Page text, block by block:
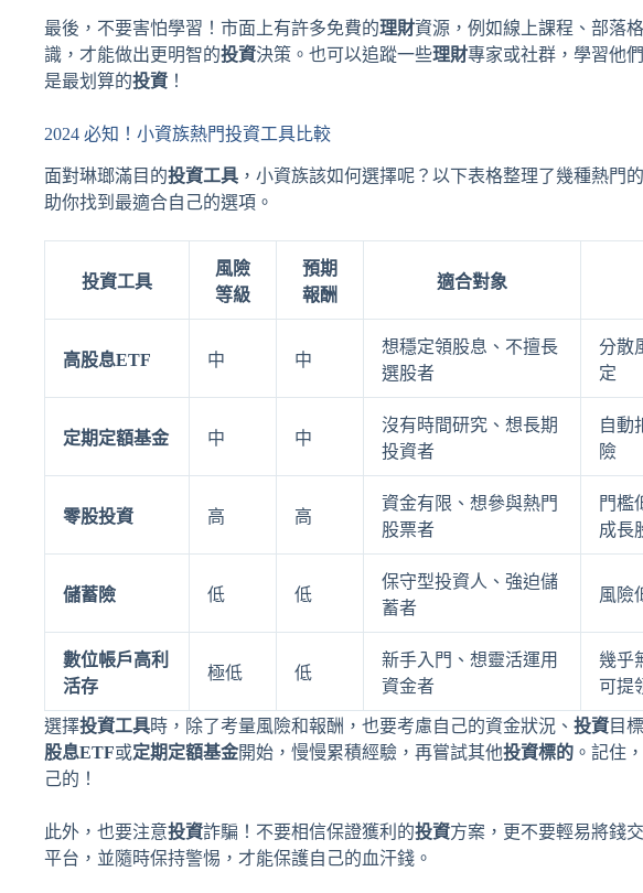
最後，不要害怕學習！市面上有許多免費的理財資源，例如線上課程、部落
識，才能做出更明智的投資決策。也可以追蹤一些理財專家或社群，學習他
是最划算的投資 ！
2024 必知！小資族熱門投資工具比較
面對琳瑯滿目的投資工具 ，小資族該如何選擇呢？以下表格整理了幾種熱門的
助你找到最適合自己的選項。
投資工具
風險
等級
預期
報酬
適合對象
高股息ETF 中 中
想穩定領股息、不擅長
選股者
分散
定
定期定額基金 中 中
沒有時間研究、想長期
投資者
自動
險
零股投資 高 高
資金有限、想參與熱門
股票者
門檻
成長
儲蓄險 低 低
保守型投資人、強迫儲
蓄者
風險
數位帳戶高利
活存
極低 低
新手入門、想靈活運用
資金者
幾乎
可提
選擇投資工具時，除了考量風險和報酬，也要考慮自己的資金狀況、 投資目
股息ETF或定期定額基金開始，慢慢累積經驗，再嘗試其他投資標的 。記住
己的！
此外，也要注意投資詐騙！不要相信保證獲利的投資方案，更不要輕易將錢
平台，並隨時保持警惕，才能保護自己的血汗錢。